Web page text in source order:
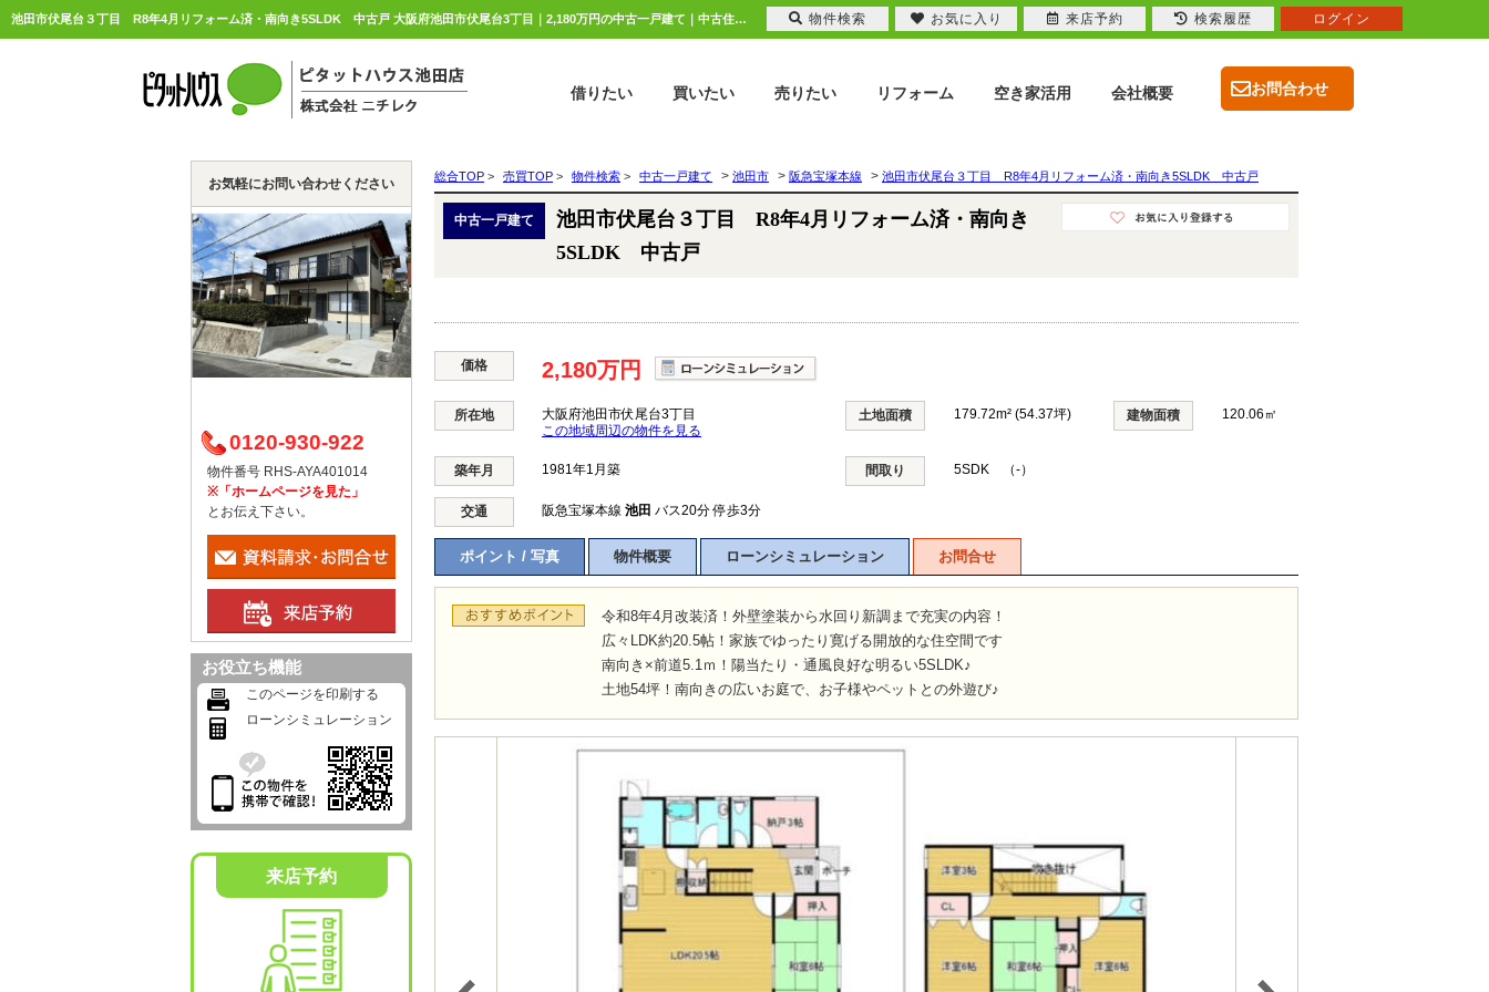
池田市伏尾台３丁目 R8年4月リフォーム済・南向き5SLDK 中古戸 大阪府池田市伏尾台3丁目｜2,180万円の中古一戸建て｜中古住宅や中古物件情報｜ピタットハウス池田店 株式会社ニチレク
お問合わせ
借りたい 買いたい 売りたい リフォーム 空き家活用 会社概要
総合TOP > 売買TOP > 物件検索 > 中古一戸建て > 池田市 > 阪急宝塚本線 > 池田市伏尾台３丁目 R8年4月リフォーム済・南向き5SLDK 中古戸
中古一戸建て
池田市伏尾台３丁目 R8年4月リフォーム済・南向き
5SLDK 中古戸
価格 2,180万円
所在地
大阪府池田市伏尾台3丁目
この地域周辺の物件を見る
土地面積 179.72m² (54.37坪) 建物面積 120.06㎡
築年月 1981年1月築 間取り 5SDK （-）
交通 阪急宝塚本線 池田 バス20分 停歩3分
ポイント / 写真 物件概要 ローンシミュレーション お問合せ
令和8年4月改装済！外壁塗装から水回り新調まで充実の内容！
広々LDK約20.5帖！家族でゆったり寛げる開放的な住空間です
南向き×前道5.1ｍ！陽当たり・通風良好な明るい5SLDK♪
土地54坪！南向きの広いお庭で、お子様やペットとの外遊び♪
お気軽にお問い合わせください
0120-930-922
物件番号 RHS-AYA401014
※「ホームページを見た」
とお伝え下さい。
お役立ち機能
このページを印刷する
ローンシミュレーション
来店予約
物件検索 お気に入り 来店予約 検索履歴 ログイン